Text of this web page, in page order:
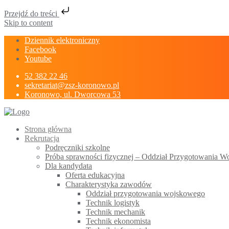
Przejdź do treści
Skip to content
Dziennik elektroniczny
Facebook
Youtube
52 382 22 46
sekretariat@zsz-koronowo.pl
Koronowo, ul. Dworcowa 53
Strona główna
Rekrutacja
Podręczniki szkolne
Próba sprawności fizycznej – Oddział Przygotowania
Dla kandydata
Oferta edukacyjna
Charakterystyka zawodów
Oddział przygotowania wojskowego
Technik logistyk
Technik mechanik
Technik ekonomista